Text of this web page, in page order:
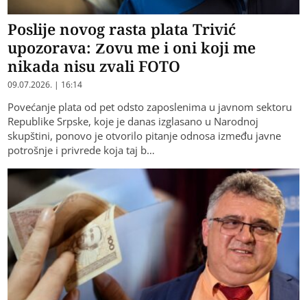
Poslije novog rasta plata Trivić
upozorava: Zovu me i oni koji me
nikada nisu zvali FOTO
09.07.2026. | 16:14
Povećanje plata od pet odsto zaposlenima u javnom sektoru
Republike Srpske, koje je danas izglasano u Narodnoj
skupštini, ponovo je otvorilo pitanje odnosa između javne
potrošnje i privrede koja taj b…